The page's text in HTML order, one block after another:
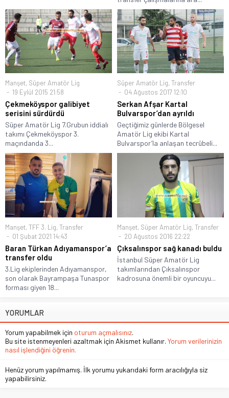
Manşet, Süper Amatör Lig
19 Eylül 2015 21:58
Çekmeköyspor galibiyet
serisini sürdürdü
Süper Amatör Lig 7.Grubun iddialı
takımı Çekmeköyspor 3.
maçındanda 3...
Süper Amatör Lig, Transfer
04 Ağustos 2017 12:10
Serkan Afşar Kartal
Bulvarspor’dan ayrıldı
Geçtiğimiz günlerde Bölgesel
Amatör Lig ekibi Kartal
Bulvarspor’la anlaşan tecrübeli...
Manşet, TFF 3. Lig, Transfer
01 Şubat 2021 14:43
Baran Türkan Adıyamanspor’a
transfer oldu
3.Lig ekiplerinden Adıyamanspor,
son olarak Bayrampaşa Tunaspor
forması giyen 18...
Manşet, Süper Amatör Lig, Transfer
20 Ağustos 2016 22:22
Çıksalınspor sağ kanadı buldu
İstanbul Süper Amatör Lig
takımlarından Çıksalınspor
kadrosuna önemli bir oyuncuyu...
YORUMLAR
Yorum yapabilmek için oturum açmalısınız.
Bu site istenmeyenleri azaltmak için Akismet kullanır. Yorum verilerinizin
nasıl işlendiğini öğrenin.
Henüz yorum yapılmamış. İlk yorumu yukarıdaki form aracılığıyla siz
yapabilirsiniz.